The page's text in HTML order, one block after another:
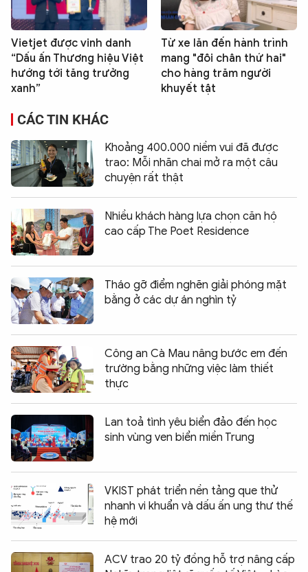
Vietjet được vinh danh
“Dấu ấn Thương hiệu Việt
hướng tới tăng trưởng
xanh”
Từ xe lăn đến hành trình
mang "đôi chân thứ hai"
cho hàng trăm người
khuyết tật
CÁC TIN KHÁC
Khoảng 400.000 niềm vui đã được
trao: Mỗi nhãn chai mở ra một câu
chuyện rất thật
Nhiều khách hàng lựa chọn căn hộ
cao cấp The Poet Residence
Tháo gỡ điểm nghẽn giải phóng mặt
bằng ở các dự án nghìn tỷ
Công an Cà Mau nâng bước em đến
trường bằng những việc làm thiết
thực
Lan toả tình yêu biển đảo đến học
sinh vùng ven biển miền Trung
VKIST phát triển nền tảng que thử
nhanh vi khuẩn và dấu ấn ung thư thế
hệ mới
ACV trao 20 tỷ đồng hỗ trợ nâng cấp